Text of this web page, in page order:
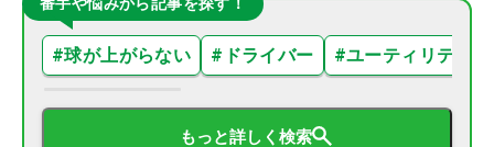
#球が上がらない # ドライバー #ユーティリティ
もっと詳しく検索